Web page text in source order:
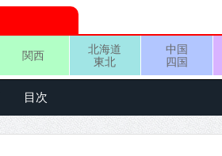
関西
北海道
東北
中国
四国
目次